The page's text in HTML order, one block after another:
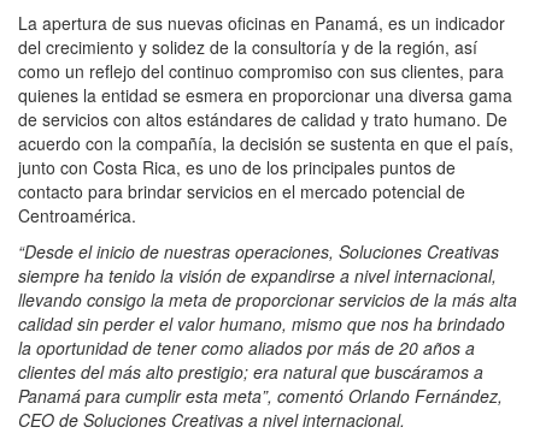
La apertura de sus nuevas oficinas en Panamá, es un indicador
del crecimiento y solidez de la consultoría y de la región, así
como un reflejo del continuo compromiso con sus clientes, para
quienes la entidad se esmera en proporcionar una diversa gama
de servicios con altos estándares de calidad y trato humano. De
acuerdo con la compañía, la decisión se sustenta en que el país,
junto con Costa Rica, es uno de los principales puntos de
contacto para brindar servicios en el mercado potencial de
Centroamérica.
“Desde el inicio de nuestras operaciones, Soluciones Creativas
siempre ha tenido la visión de expandirse a nivel internacional,
llevando consigo la meta de proporcionar servicios de la más alta
calidad sin perder el valor humano, mismo que nos ha brindado
la oportunidad de tener como aliados por más de 20 años a
clientes del más alto prestigio; era natural que buscáramos a
Panamá para cumplir esta meta”, comentó Orlando Fernández,
CEO de Soluciones Creativas a nivel internacional.